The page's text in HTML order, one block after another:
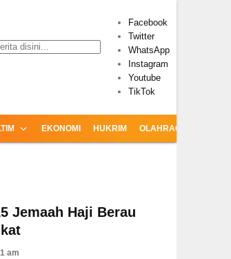
Facebook
Twitter
WhatsApp
Instagram
Youtube
TikTok
EKONOMI HUKRIM OLAHRAGA
Jemaah Haji Berau
am